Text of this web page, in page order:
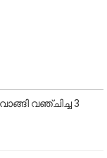
വഞ്ചിച്ച 3